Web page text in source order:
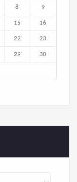
8 9
15 16
22 23
29 30